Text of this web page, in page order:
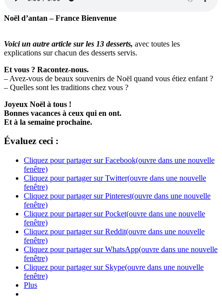
Noël d’antan – France Bienvenue
Voici un autre article sur les 13 desserts, avec toutes les
explications sur chacun des desserts servis.
Et vous ? Racontez-nous.
– Avez-vous de beaux souvenirs de Noël quand vous étiez enfant ?
– Quelles sont les traditions chez vous ?
Joyeux Noël à tous !
Bonnes vacances à ceux qui en ont.
Et à la semaine prochaine.
Évaluez ceci :
Cliquez pour partager sur Facebook(ouvre dans une nouvelle
fenêtre)
Cliquez pour partager sur Twitter(ouvre dans une nouvelle
fenêtre)
Cliquez pour partager sur Pinterest(ouvre dans une nouvelle
fenêtre)
Cliquez pour partager sur Pocket(ouvre dans une nouvelle
fenêtre)
Cliquez pour partager sur Reddit(ouvre dans une nouvelle
fenêtre)
Cliquez pour partager sur WhatsApp(ouvre dans une nouvelle
fenêtre)
Cliquez pour partager sur Skype(ouvre dans une nouvelle
fenêtre)
Plus